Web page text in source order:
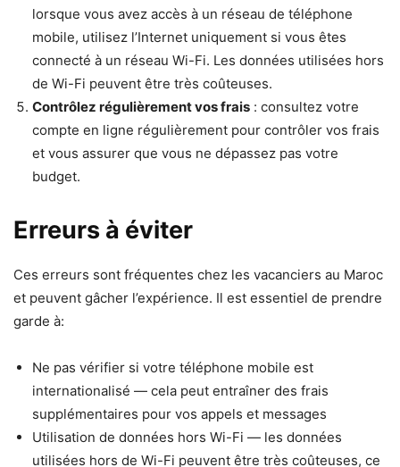
lorsque vous avez accès à un réseau de téléphone
mobile, utilisez l’Internet uniquement si vous êtes
connecté à un réseau Wi-Fi. Les données utilisées hors
de Wi-Fi peuvent être très coûteuses.
Contrôlez régulièrement vos frais : consultez votre
compte en ligne régulièrement pour contrôler vos frais
et vous assurer que vous ne dépassez pas votre
budget.
Erreurs à éviter
Ces erreurs sont fréquentes chez les vacanciers au Maroc
et peuvent gâcher l’expérience. Il est essentiel de prendre
garde à:
Ne pas vérifier si votre téléphone mobile est
internationalisé — cela peut entraîner des frais
supplémentaires pour vos appels et messages
Utilisation de données hors Wi-Fi — les données
utilisées hors de Wi-Fi peuvent être très coûteuses, ce